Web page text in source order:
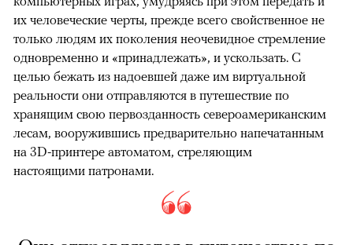
их человеческие черты, прежде всего свойственное не
только людям их поколения неочевидное стремление
одновременно и «принадлежать», и ускользать. С
целью бежать из надоевшей даже им виртуальной
реальности они отправляются в путешествие по
хранящим свою первозданность североамериканским
лесам, вооружившись предварительно напечатанным
на 3D-принтере автоматом, стреляющим
настоящими патронами.